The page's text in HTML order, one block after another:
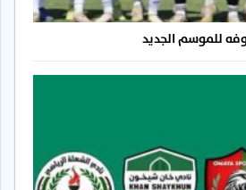
للموسم الجديد